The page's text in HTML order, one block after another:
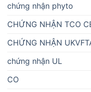
chứng nhận phyto
CHỨNG NHẬN TCO
CHỨNG NHẬN
chứng nhận UL
CO